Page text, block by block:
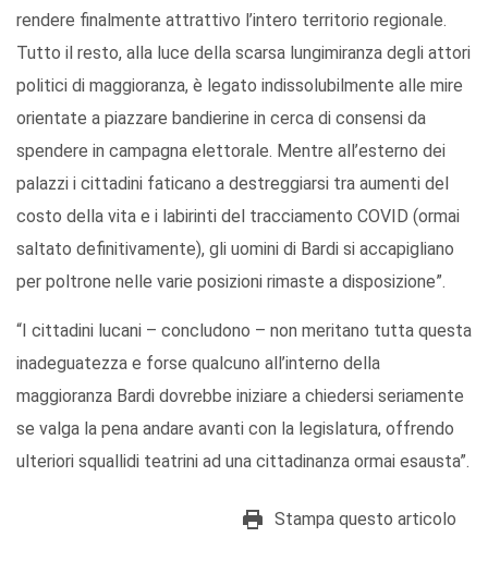
rendere finalmente attrattivo l’intero territorio regionale.
Tutto il resto, alla luce della scarsa lungimiranza degli attori
politici di maggioranza, è legato indissolubilmente alle mire
orientate a piazzare bandierine in cerca di consensi da
spendere in campagna elettorale. Mentre all’esterno dei
palazzi i cittadini faticano a destreggiarsi tra aumenti del
costo della vita e i labirinti del tracciamento COVID (ormai
saltato definitivamente), gli uomini di Bardi si accapigliano
per poltrone nelle varie posizioni rimaste a disposizione”.
“I cittadini lucani – concludono – non meritano tutta questa
inadeguatezza e forse qualcuno all’interno della
maggioranza Bardi dovrebbe iniziare a chiedersi seriamente
se valga la pena andare avanti con la legislatura, offrendo
ulteriori squallidi teatrini ad una cittadinanza ormai esausta”.
Stampa questo articolo